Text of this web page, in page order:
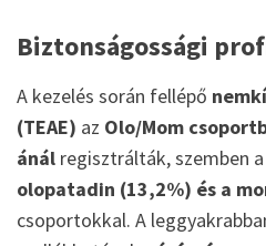
Biztonságossági
A kezelés során fellépő
(TEAE) az Olo/Mom
ánál regisztrálták, szemben a
olopatadin (13,2%) és a
csoportokkal. A